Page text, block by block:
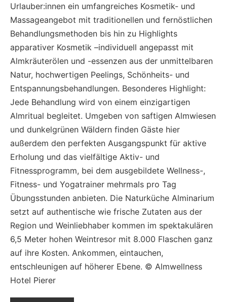
Urlauber:innen ein umfangreiches Kosmetik- und
Massageangebot mit traditionellen und fernöstlichen
Behandlungsmethoden bis hin zu Highlights
apparativer Kosmetik –individuell angepasst mit
Almkräuterölen und -essenzen aus der unmittelbaren
Natur, hochwertigen Peelings, Schönheits- und
Entspannungsbehandlungen. Besonderes Highlight:
Jede Behandlung wird von einem einzigartigen
Almritual begleitet. Umgeben von saftigen Almwiesen
und dunkelgrünen Wäldern finden Gäste hier
außerdem den perfekten Ausgangspunkt für aktive
Erholung und das vielfältige Aktiv- und
Fitnessprogramm, bei dem ausgebildete Wellness-,
Fitness- und Yogatrainer mehrmals pro Tag
Übungsstunden anbieten. Die Naturküche Alminarium
setzt auf authentische wie frische Zutaten aus der
Region und Weinliebhaber kommen im spektakulären
6,5 Meter hohen Weintresor mit 8.000 Flaschen ganz
auf ihre Kosten. Ankommen, eintauchen,
entschleunigen auf höherer Ebene. © Almwellness
Hotel Pierer